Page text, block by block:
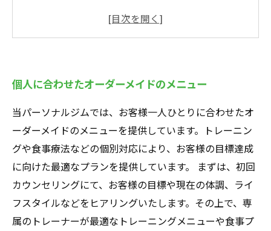
効果的なトレーニングを行い、効率的に結果を
個人に合わせたオーダーメイドのメニュー
当パーソナルジムでは、お客様一人ひとりに合わせたオ
ーダーメイドのメニューを提供しています。トレーニン
グや食事療法などの個別対応により、お客様の目標達成
に向けた最適なプランを提供しています。 まずは、初回
カウンセリングにて、お客様の目標や現在の体調、ライ
フスタイルなどをヒアリングいたします。その上で、専
属のトレーナーが最適なトレーニングメニューや食事プ